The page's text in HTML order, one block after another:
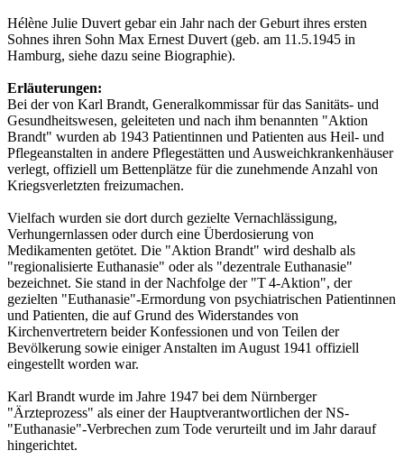
Hélène Julie Duvert gebar ein Jahr nach der Geburt ihres ersten
Sohnes ihren Sohn Max Ernest Duvert (geb. am 11.5.1945 in
Hamburg, siehe dazu seine Biographie).
Erläuterungen:
Bei der von Karl Brandt, Generalkommissar für das Sanitäts- und
Gesundheitswesen, geleiteten und nach ihm benannten "Aktion
Brandt" wurden ab 1943 Patientinnen und Patienten aus Heil- und
Pflegeanstalten in andere Pflegestätten und Ausweichkrankenhäuser
verlegt, offiziell um Bettenplätze für die zunehmende Anzahl von
Kriegsverletzten freizumachen.
Vielfach wurden sie dort durch gezielte Vernachlässigung,
Verhungernlassen oder durch eine Überdosierung von
Medikamenten getötet. Die "Aktion Brandt" wird deshalb als
"regionalisierte Euthanasie" oder als "dezentrale Euthanasie"
bezeichnet. Sie stand in der Nachfolge der "T 4-Aktion", der
gezielten "Euthanasie"-Ermordung von psychiatrischen Patientinnen
und Patienten, die auf Grund des Widerstandes von
Kirchenvertretern beider Konfessionen und von Teilen der
Bevölkerung sowie einiger Anstalten im August 1941 offiziell
eingestellt worden war.
Karl Brandt wurde im Jahre 1947 bei dem Nürnberger
"Ärzteprozess" als einer der Hauptverantwortlichen der NS-
"Euthanasie"-Verbrechen zum Tode verurteilt und im Jahr darauf
hingerichtet.